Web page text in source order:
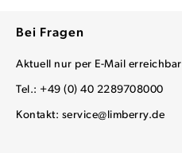
Bei Fragen
Aktuell nur per E-Mail erreichbar
Tel.: +49 (0) 40 2289708000
Kontakt: service@limberry.de